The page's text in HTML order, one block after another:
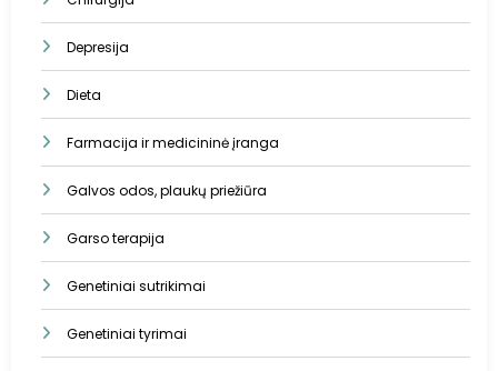
Depresija
Dieta
Farmacija ir medicininė įranga
Galvos odos, plaukų priežiūra
Garso terapija
Genetiniai sutrikimai
Genetiniai tyrimai